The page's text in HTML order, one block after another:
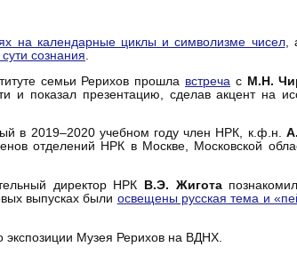
на календарные циклы и символизме чисел,
сознания.
семьи Рерихов прошла встреча с М.Н.
и показал презентацию, сделав акцент на
в 2019–2020 учебном году член НРК, к.ф.н.
отделений НРК в Москве, Московской
директор НРК В.Э. Жигота
выпусках были освещены русская тема и
экспозиции Музея Рерихов на ВДНХ.